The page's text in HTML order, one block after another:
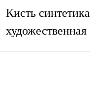
Кисть